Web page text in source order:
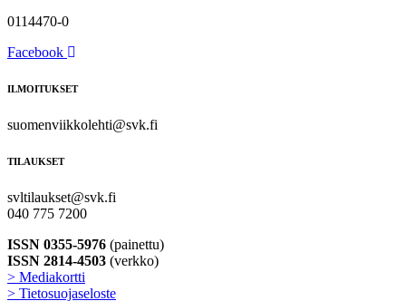
0114470-0
Facebook
ILMOITUKSET
suomenviikkolehti@svk.fi
TILAUKSET
svltilaukset@svk.fi
040 775 7200
ISSN 0355-5976 (painettu)
ISSN 2814-4503 (verkko)
> Mediakortti
> Tietosuojaseloste